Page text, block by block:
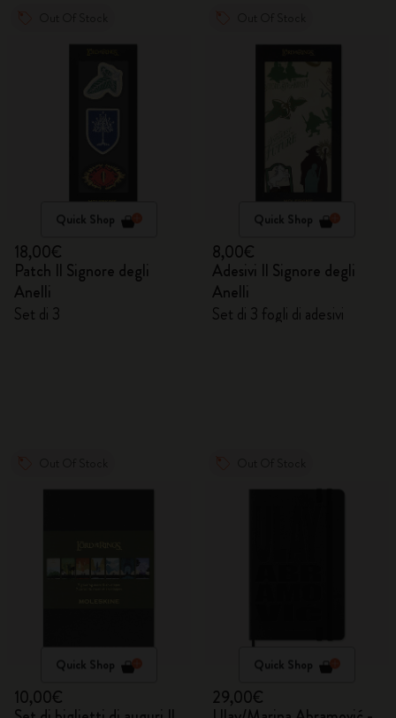
Quick Shop
18,00€
Patch Il Signore degli
Anelli
Set di 3
Quick Shop
8,00€
Adesivi Il Signore degli
Anelli
Set di 3 fogli di adesivi
Quick Shop
10,00€
Quick Shop
29,00€